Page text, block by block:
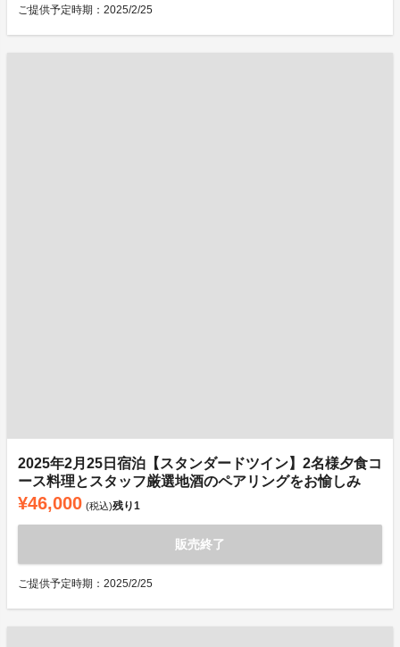
ご提供予定時期：2025/2/25
2025年2月25日宿泊【スタンダードツイン】2名様夕食コ
ース料理とスタッフ厳選地酒のペアリングをお愉しみ
¥46,000 (税込)残り1
販売終了
ご提供予定時期：2025/2/25